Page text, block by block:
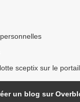
sceptix sur le
un blog sur